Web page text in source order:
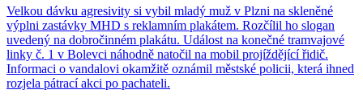
Velkou dávku agresivity si vybil mladý muž v Plzni na skleněné
výplni zastávky MHD s reklamním plakátem. Rozčílil ho slogan
uvedený na dobročinném plakátu. Událost na konečné tramvajové
linky č. 1 v Bolevci náhodně natočil na mobil projíždějící řidič.
Informaci o vandalovi okamžitě oznámil městské policii, která ihned
rozjela pátrací akci po pachateli.